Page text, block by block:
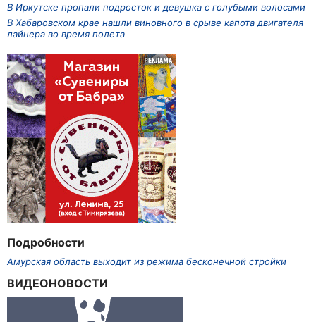
В Иркутске пропали подросток и девушка с голубыми волосами
В Хабаровском крае нашли виновного в срыве капота двигателя
лайнера во время полета
Подробности
Амурская область выходит из режима бесконечной стройки
ВИДЕОНОВОСТИ